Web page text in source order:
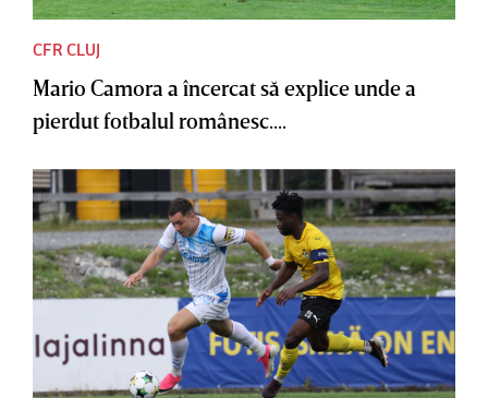
CFR CLUJ
Mario Camora a încercat să explice unde a
pierdut fotbalul românesc....